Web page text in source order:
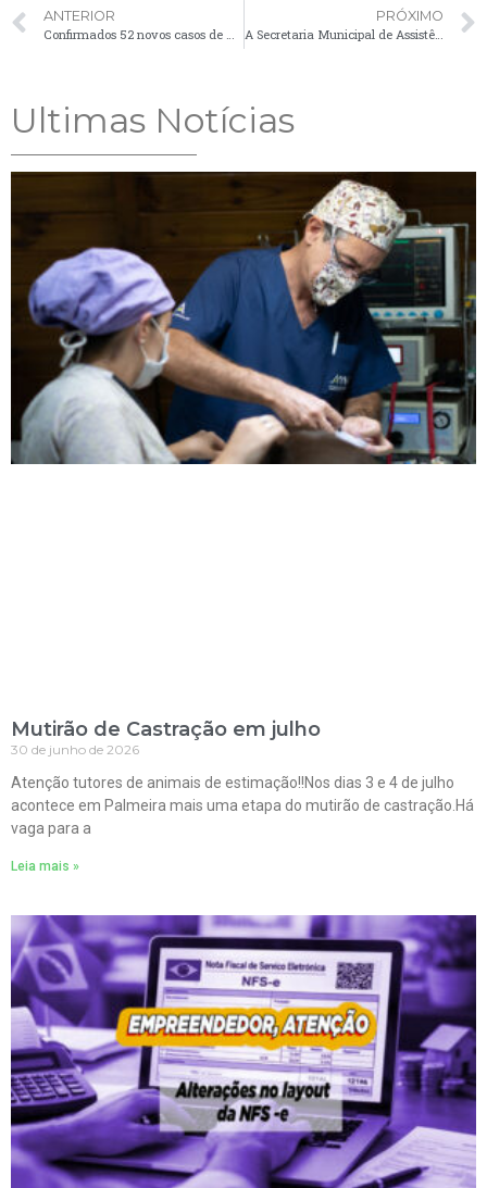
ANTERIOR
PRÓXIMO
A Secretaria Municipal de Assistência Social solicita o comparecimento de usuários do Centro de Referência de Assistência Social (CRAS).
Ultimas Notícias
Mutirão de Castração em julho
30 de junho de 2026
Atenção tutores de animais de estimação!!Nos dias 3 e 4 de julho
acontece em Palmeira mais uma etapa do mutirão de castração.Há
vaga para a
Leia mais »